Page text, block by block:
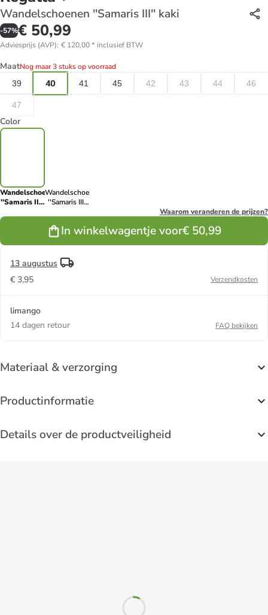
Wandelschoenen ''Samaris III'' kaki
-57%€ 50,99
Adviesprijs (AVP): € 120,00* inclusief BTW
MaatNog maar 3 stuks op voorraad
39
40 41 45 42 43 44 46
47
Color
Wandelschoenen
''Samaris III''
Wandelschoenen
''Samaris III''
Waarom veranderen de prijzen?
In winkelwagentje voor€ 50,99
13 augustus
€ 3,95
Verzendkosten
limango
14 dagen retour
FAQ bekijken
Materiaal & verzorging
Productinformatie
Details over de productveiligheid